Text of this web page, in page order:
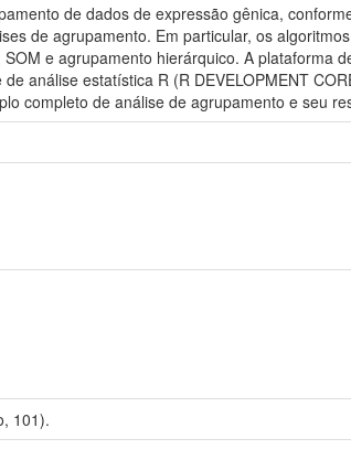
de dados de expressão gênica,
de agrupamento. Em particular, os
e agrupamento hierárquico. A plataforma
análise estatística R (R DEVELOPMENT
completo de análise de agrupamento e seu
101).